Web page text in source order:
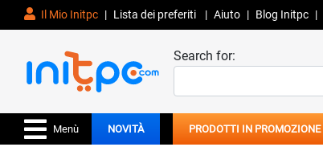
Il Mio Initpc | Lista dei preferiti | Aiuto | Blog Initpc |
Search for:
Menù NOVITÀ PRODOTTI IN PROMOZIONE